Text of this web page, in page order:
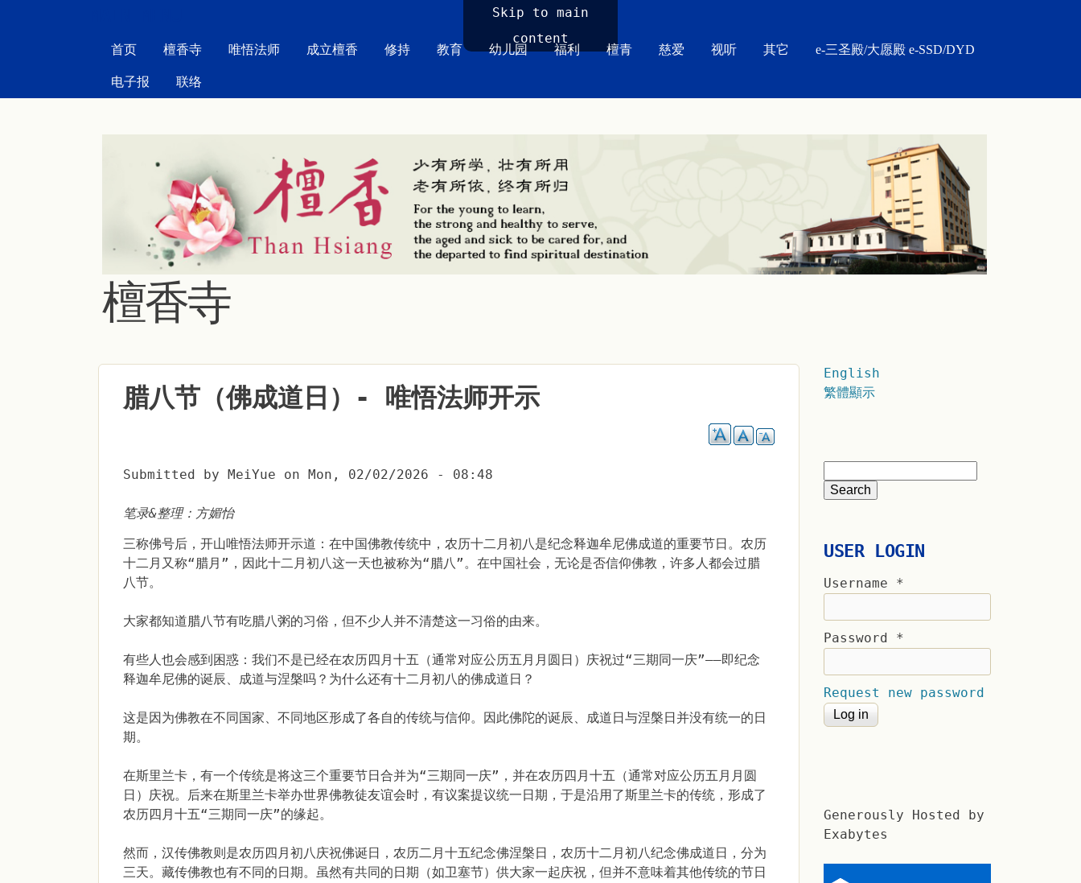
Skip to main
content
首页 檀香寺 唯悟法师 成立檀香 修持 教育 幼儿园 福利 檀青 慈爱 视听 其它 e-三圣殿/大愿殿 e-SSD/DYD
电子报 联络
檀香寺
腊八节（佛成道日）- 唯悟法师开示
Submitted by MeiYue on Mon, 02/02/2026 - 08:48
笔录&整理：方媚怡
三称佛号后，开山唯悟法师开示道：在中国佛教传统中，农历十二月初八是纪念释迦牟尼佛成道的重要节日。农历
十二月又称“腊月”，因此十二月初八这一天也被称为“腊八”。在中国社会，无论是否信仰佛教，许多人都会过腊
八节。
大家都知道腊八节有吃腊八粥的习俗，但不少人并不清楚这一习俗的由来。
有些人也会感到困惑：我们不是已经在农历四月十五（通常对应公历五月月圆日）庆祝过“三期同一庆”——即纪念
释迦牟尼佛的诞辰、成道与涅槃吗？为什么还有十二月初八的佛成道日？
这是因为佛教在不同国家、不同地区形成了各自的传统与信仰。因此佛陀的诞辰、成道日与涅槃日并没有统一的日
期。
在斯里兰卡，有一个传统是将这三个重要节日合并为“三期同一庆”，并在农历四月十五（通常对应公历五月月圆
日）庆祝。后来在斯里兰卡举办世界佛教徒友谊会时，有议案提议统一日期，于是沿用了斯里兰卡的传统，形成了
农历四月十五“三期同一庆”的缘起。
然而，汉传佛教则是农历四月初八庆祝佛诞日，农历二月十五纪念佛涅槃日，农历十二月初八纪念佛成道日，分为
三天。藏传佛教也有不同的日期。虽然有共同的日期（如卫塞节）供大家一起庆祝，但并不意味着其他传统的节日
English
繁體顯示
USER LOGIN
Username *
Password *
Request new password
Generously Hosted by
Exabytes